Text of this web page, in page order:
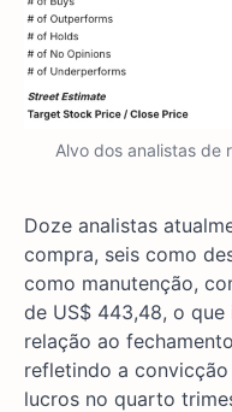
Alvo dos analistas de
Doze analistas
compra, seis como
como manutenção,
de US$ 443,48, o
relação ao
refletindo a
lucros no quarto